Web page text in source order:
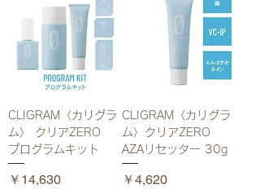
CLIGRAM〈カリグラ
ム〉 クリアZERO
プログラムキット
価格
￥14,630
CLIGRAM〈カリグラ
ム〉クリアZERO
AZAリセッター 30g
価格
￥4,620